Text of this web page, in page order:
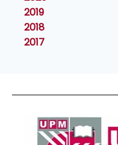
2019
2018
2017